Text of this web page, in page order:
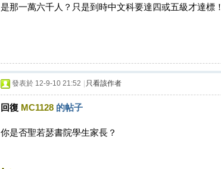
是那一萬六千人？只是到時中文科要達四或五級才達標！
發表於 12-9-10 21:52 只看該作者
回復 MC1128 的帖子
你是否聖若瑟書院學生家長？